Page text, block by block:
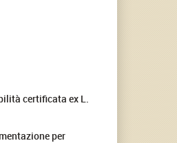
certificata ex L.
per